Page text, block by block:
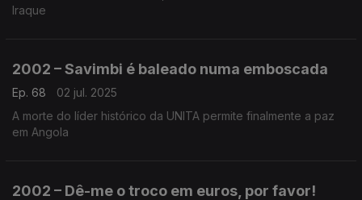
Iraque
2002 – Savimbi é baleado numa emboscada
Ep. 68
02 jul. 2025
A morte do líder histórico da UNITA permite finalmente a paz
em Angola
2002 – Dê-me o troco em euros, por favor!